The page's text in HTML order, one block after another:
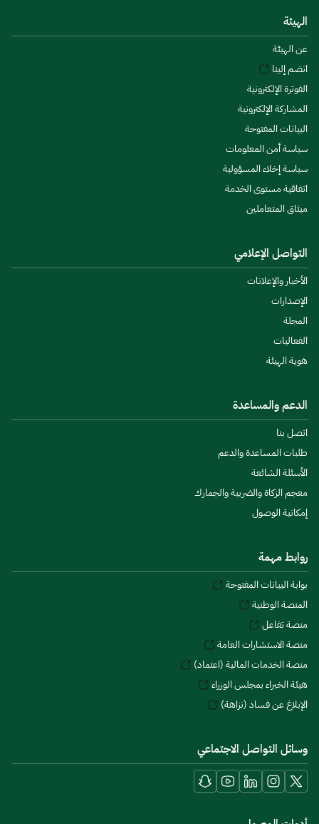
الهيئة
عن الهيئة
انضم إلينا
الفوترة الإلكترونية
المشاركة الإلكترونية
البيانات المفتوحة
سياسة أمن المعلومات
سياسة إخلاء المسؤولية
اتفاقية مستوى الخدمة
ميثاق المتعاملين
التواصل الإعلامي
الأخبار والإعلانات
الإصدارات
المجلة
الفعاليات
هوية الهيئة
الدعم والمساعدة
اتصل بنا
طلبات المساعدة والدعم
الأسئلة الشائعة
معجم الزكاة والضريبة والجمارك
إمكانية الوصول
روابط مهمة
بوابة البيانات المفتوحة
المنصة الوطنية
منصة تفاعل
منصة الاستشارات العامة
منصة الخدمات المالية (اعتماد)
هيئة الخبراء بمجلس الوزراء
الإبلاغ عن فساد (نزاهة)
وسائل التواصل الاجتماعي